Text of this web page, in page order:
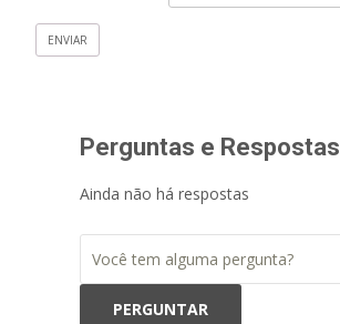
Perguntas e Respostas
Ainda não há respostas